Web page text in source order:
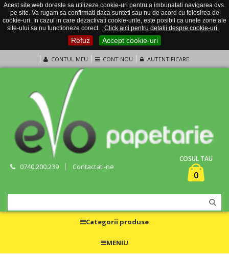
Acest site web doreste sa utilizeze cookie-uri pentru a imbunatati navigarea dvs.
pe site. Va rugam sa confirmati daca sunteti sau nu de acord cu folosirea de
cookie-uri. In cazul in care dezactivati cookie-urile, este posibil ca unele zone ale
site-ului sa nu functioneze corect.
Click aici pentru detalii despre cookie-uri.
Refuz Accept cookie-uri
CONTUL MEU CONT NOU AUTENTIFICARE
0740.200.239 Contactati-ne
COSUL TAU
0
Categorii produse
MENIU